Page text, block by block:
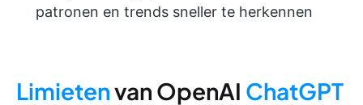
patronen en trends sneller te herkennen
Limietenvan OpenAI ChatGPT